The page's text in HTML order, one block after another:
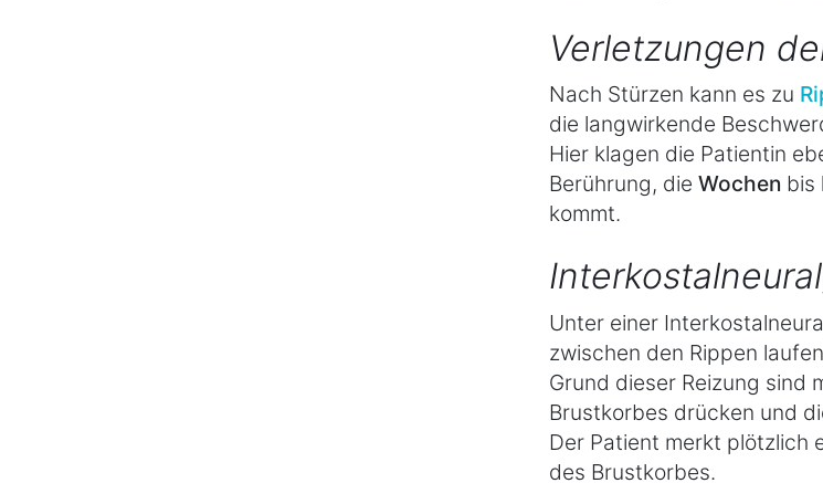
Verletzungen
Nach Stürzen kann es zu
die langwirkende
Hier klagen die Patientin
Berührung, die Wochen bis
kommt.
Unter einer
zwischen den Rippen
Grund dieser Reizung sind
Brustkorbes drücken und
Der Patient merkt plötzlich
des Brustkorbes.